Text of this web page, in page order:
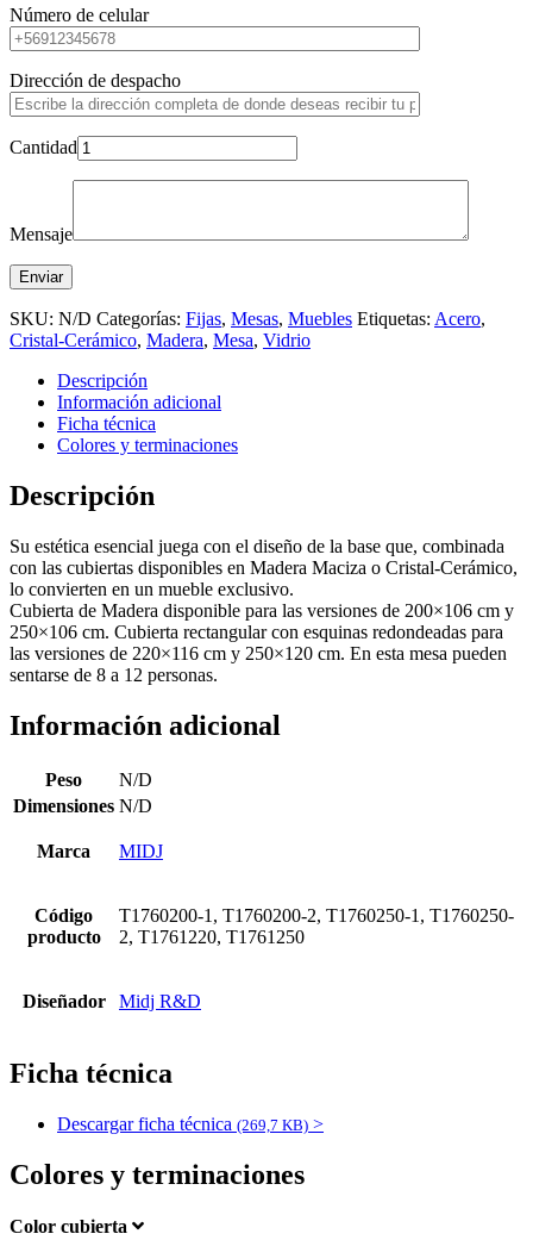
Número de celular
Dirección de despacho
Cantidad
Mensaje
SKU: N/D Categorías: Fijas, Mesas, Muebles Etiquetas: Acero,
Cristal-Cerámico, Madera, Mesa, Vidrio
Descripción
Información adicional
Ficha técnica
Colores y terminaciones
Descripción
Su estética esencial juega con el diseño de la base que, combinada
con las cubiertas disponibles en Madera Maciza o Cristal-Cerámico,
lo convierten en un mueble exclusivo.
Cubierta de Madera disponible para las versiones de 200×106 cm y
250×106 cm. Cubierta rectangular con esquinas redondeadas para
las versiones de 220×116 cm y 250×120 cm. En esta mesa pueden
sentarse de 8 a 12 personas.
Información adicional
Peso
N/D
Dimensiones N/D
Marca MIDJ
Código
producto
T1760200-1, T1760200-2, T1760250-1, T1760250-
2, T1761220, T1761250
Diseñador Midj R&D
Ficha técnica
Descargar ficha técnica (269,7 KB) >
Colores y terminaciones
Color cubierta